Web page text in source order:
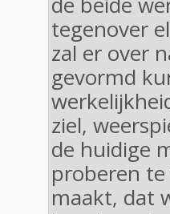
tegenover
zal er over
gevormd
ziel,
de huidige
proberen te
maakt, dat